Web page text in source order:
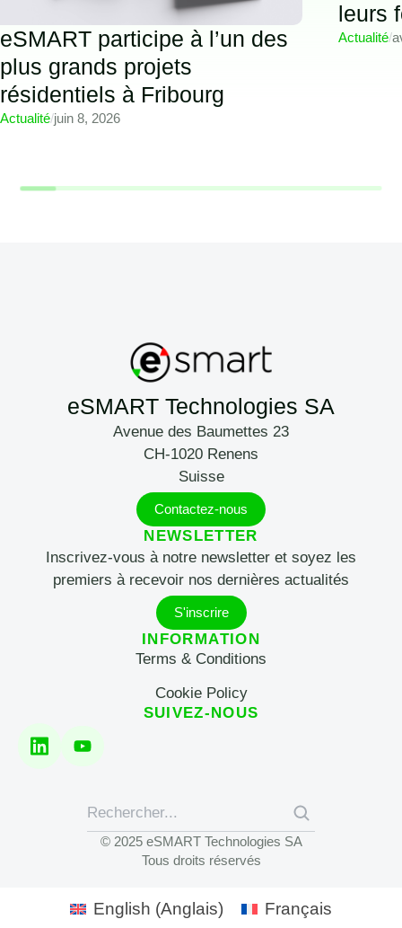
eSMART participe à l’un des
plus grands projets
résidentiels à Fribourg
Actualité/juin 8, 2026
leurs
Actualité/
eSMART Technologies SA
Avenue des Baumettes 23
CH-1020 Renens
Suisse
Contactez-nous
NEWSLETTER
Inscrivez-vous à notre newsletter et soyez les
premiers à recevoir nos dernières actualités
S'inscrire
INFORMATION
Terms & Conditions
Cookie Policy
SUIVEZ-NOUS
© 2025 eSMART Technologies SA
Tous droits réservés
English (Anglais) Français